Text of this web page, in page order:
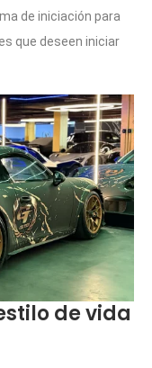
de iniciación para
que deseen iniciar
de vida